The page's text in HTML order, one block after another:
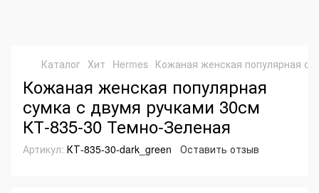
Каталог Хит Hermes Кожаная женская популярная
Кожаная женская популярная
сумка с двумя ручками 30см
КТ-835-30 Темно-Зеленая
Артикул: КТ-835-30-dark_green Оставить отзыв